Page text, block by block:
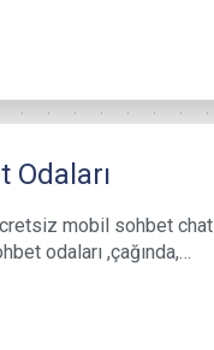
Odaları
mobil sohbet chat
odaları ,çağında,…